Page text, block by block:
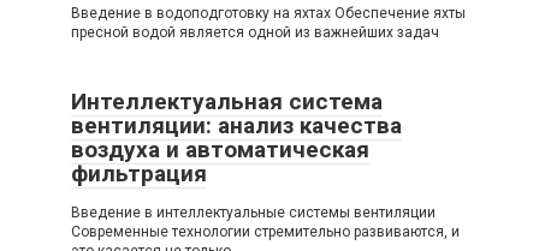
Введение в водоподготовку на яхтах Обеспечение яхты
пресной водой является одной из важнейших задач
Интеллектуальная система
вентиляции: анализ качества
воздуха и автоматическая
фильтрация
Введение в интеллектуальные системы вентиляции
Современные технологии стремительно развиваются, и